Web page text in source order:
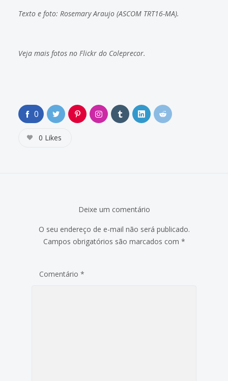
Texto e foto: Rosemary Araujo (ASCOM TRT16-MA).
Veja mais fotos no Flickr do Coleprecor.
0
0 Likes
Deixe um comentário
O seu endereço de e-mail não será publicado.
Campos obrigatórios são marcados com *
Comentário *